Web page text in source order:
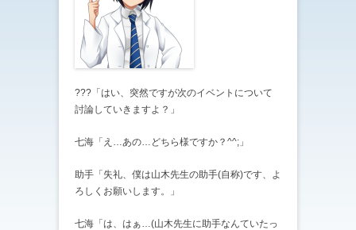
???「はい、突然ですが次のイベントについて
討論していきますよ？」
七海「え…あの…どちら様ですか？^^;」
助手「失礼、僕は山木先生の助手(自称)です、よ
ろしくお願いします。」
七海「は、はぁ…(山木先生に助手なんていたっ